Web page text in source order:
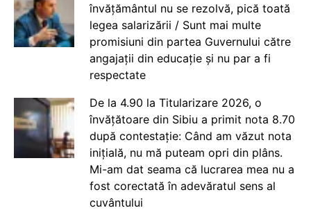
învățământul nu se rezolvă, pică toată
legea salarizării / Sunt mai multe
promisiuni din partea Guvernului către
angajații din educație și nu par a fi
respectate
De la 4.90 la Titularizare 2026, o
învățătoare din Sibiu a primit nota 8.70
după contestație: Când am văzut nota
inițială, nu mă puteam opri din plâns.
Mi-am dat seama că lucrarea mea nu a
fost corectată în adevăratul sens al
cuvântului